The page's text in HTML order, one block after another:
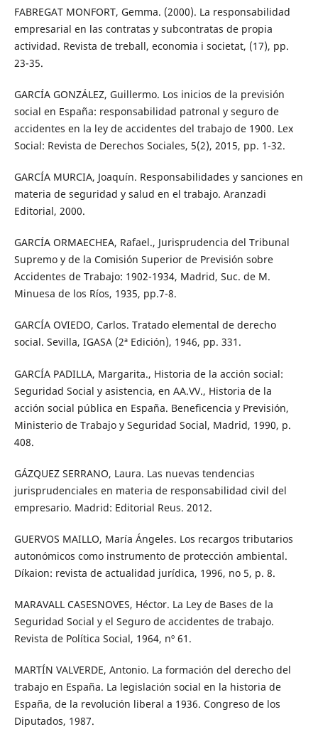
FABREGAT MONFORT, Gemma. (2000). La responsabilidad
empresarial en las contratas y subcontratas de propia
actividad. Revista de treball, economia i societat, (17), pp.
23-35.
GARCÍA GONZÁLEZ, Guillermo. Los inicios de la previsión
social en España: responsabilidad patronal y seguro de
accidentes en la ley de accidentes del trabajo de 1900. Lex
Social: Revista de Derechos Sociales, 5(2), 2015, pp. 1-32.
GARCÍA MURCIA, Joaquín. Responsabilidades y sanciones en
materia de seguridad y salud en el trabajo. Aranzadi
Editorial, 2000.
GARCÍA ORMAECHEA, Rafael., Jurisprudencia del Tribunal
Supremo y de la Comisión Superior de Previsión sobre
Accidentes de Trabajo: 1902-1934, Madrid, Suc. de M.
Minuesa de los Ríos, 1935, pp.7-8.
GARCÍA OVIEDO, Carlos. Tratado elemental de derecho
social. Sevilla, IGASA (2ª Edición), 1946, pp. 331.
GARCÍA PADILLA, Margarita., Historia de la acción social:
Seguridad Social y asistencia, en AA.VV., Historia de la
acción social pública en España. Beneficencia y Previsión,
Ministerio de Trabajo y Seguridad Social, Madrid, 1990, p.
408.
GÁZQUEZ SERRANO, Laura. Las nuevas tendencias
jurisprudenciales en materia de responsabilidad civil del
empresario. Madrid: Editorial Reus. 2012.
GUERVOS MAILLO, María Ángeles. Los recargos tributarios
autonómicos como instrumento de protección ambiental.
Díkaion: revista de actualidad jurídica, 1996, no 5, p. 8.
MARAVALL CASESNOVES, Héctor. La Ley de Bases de la
Seguridad Social y el Seguro de accidentes de trabajo.
Revista de Política Social, 1964, nº 61.
MARTÍN VALVERDE, Antonio. La formación del derecho del
trabajo en España. La legislación social en la historia de
España, de la revolución liberal a 1936. Congreso de los
Diputados, 1987.